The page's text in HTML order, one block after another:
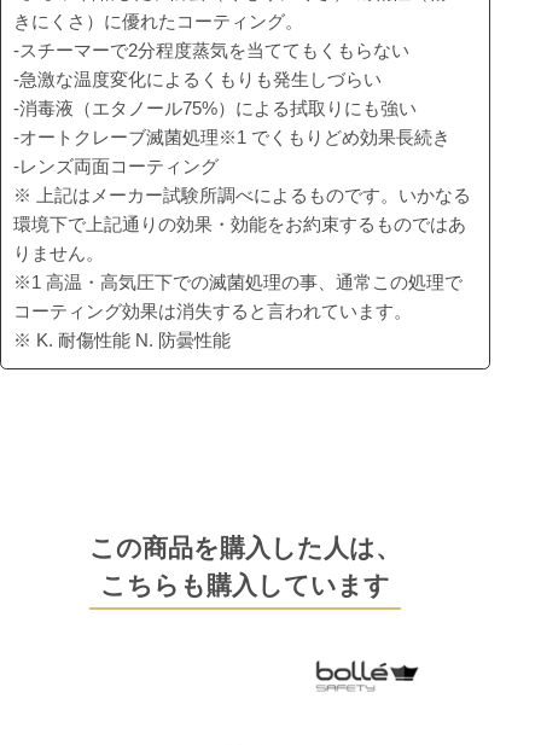
きにくさ）に優れたコーティング。
-スチーマーで2分程度蒸気を当ててもくもらない
-急激な温度変化によるくもりも発生しづらい
-消毒液（エタノール75%）による拭取りにも強い
-オートクレーブ滅菌処理※1 でくもりどめ効果長続き
-レンズ両面コーティング
※ 上記はメーカー試験所調べによるものです。いかなる
環境下で上記通りの効果・効能をお約束するものではあ
りません。
※1 高温・高気圧下での滅菌処理の事、通常この処理で
コーティング効果は消失すると言われています。
※ K. 耐傷性能 N. 防曇性能
この商品を購入した人は、
こちらも購入しています